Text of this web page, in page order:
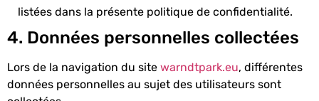
listées dans la présente politique de confidentialité.
4. Données personnelles collectées
Lors de la navigation du site warndtpark.eu, différentes
données personnelles au sujet des utilisateurs sont